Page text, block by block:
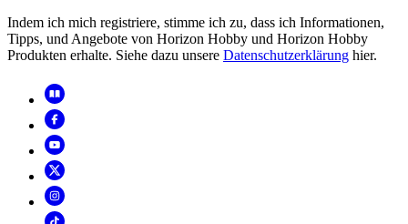
Indem ich mich registriere, stimme ich zu, dass ich Informationen,
Tipps, und Angebote von Horizon Hobby und Horizon Hobby
Produkten erhalte. Siehe dazu unsere Datenschutzerklärung hier.